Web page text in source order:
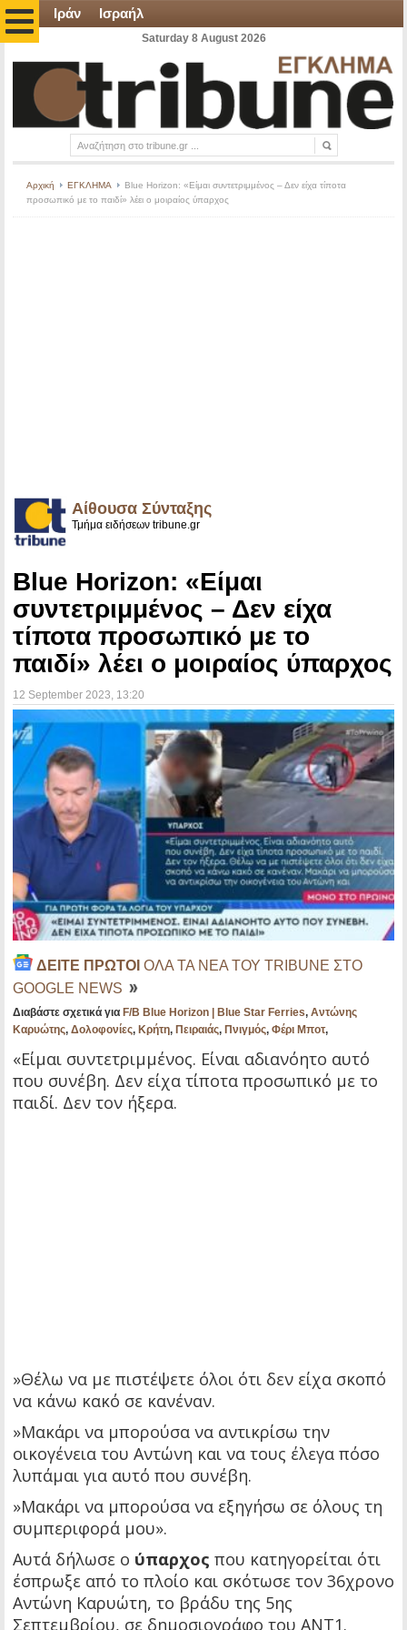
Ιράν Ισραήλ
Saturday 8 August 2026
Αρχική ΕΓΚΛΗΜΑ
Blue Horizon: «Είμαι συντετριμμένος – Δεν είχα τίποτα
προσωπικό με το παιδί» λέει ο μοιραίος ύπαρχος
Αίθουσα Σύνταξης
Τμήμα ειδήσεων tribune.gr
Blue Horizon: «Είμαι
συντετριμμένος – Δεν είχα
τίποτα προσωπικό με το
παιδί» λέει ο μοιραίος ύπαρχος
12 September 2023 , 13:20
ΔΕΙΤΕ ΠΡΩΤΟΙ ΟΛΑ ΤΑ ΝΕΑ ΤΟΥ TRIBUNE ΣΤΟ
GOOGLE NEWS
Διαβάστε σχετικά για F/B Blue Horizon | Blue Star Ferries, Αντώνης
Καρυώτης, Δολοφονίες, Κρήτη, Πειραιάς, Πνιγμός, Φέρι Μποτ,
«Είμαι συντετριμμένος. Είναι αδιανόητο αυτό
που συνέβη. Δεν είχα τίποτα προσωπικό με το
παιδί. Δεν τον ήξερα.
»Θέλω να με πιστέψετε όλοι ότι δεν είχα σκοπό
να κάνω κακό σε κανέναν.
»Μακάρι να μπορούσα να αντικρίσω την
οικογένεια του Αντώνη και να τους έλεγα πόσο
λυπάμαι για αυτό που συνέβη.
»Μακάρι να μπορούσα να εξηγήσω σε όλους τη
συμπεριφορά μου».
Αυτά δήλωσε ο ύπαρχος που κατηγορείται ότι
έσπρωξε από το πλοίο και σκότωσε τον 36χρονο
Αντώνη Καρυώτη, το βράδυ της 5ης
Σεπτεμβρίου, σε δημοσιογράφο του ΑΝΤ1.